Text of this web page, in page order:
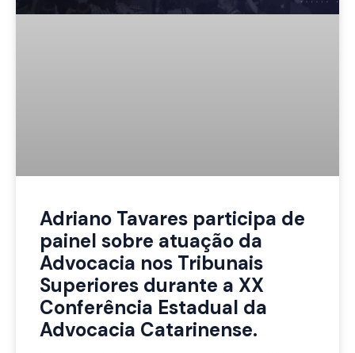
Adriano Tavares participa de
painel sobre atuação da
Advocacia nos Tribunais
Superiores durante a XX
Conferência Estadual da
Advocacia Catarinense.